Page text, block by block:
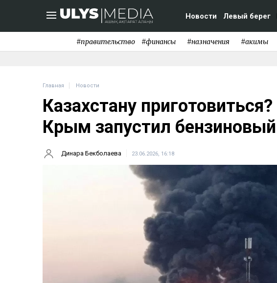
Новости Левый берег
#правительство #финансы #назначения #акимы
Главная Новости
Казахстану
Крым запустил
Динара Бекболаева 23.06.2026, 16:18